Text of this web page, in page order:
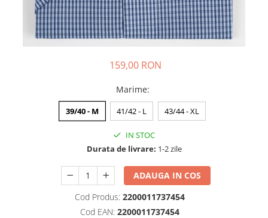
159,00 RON
Marime:
39/40 - M 41/42 - L 43/44 - XL
IN STOC
Durata de livrare: 1-2 zile
ADAUGA IN COS
Cod Produs: 2200011737454
Cod EAN: 2200011737454